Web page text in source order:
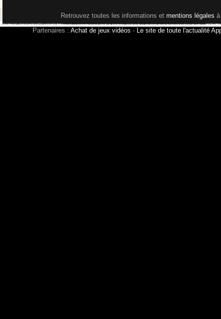
Retrouvez toutes les informations etmentions légales
Partenaires : Achat de jeux vidéos - Le site de toute l'actualité